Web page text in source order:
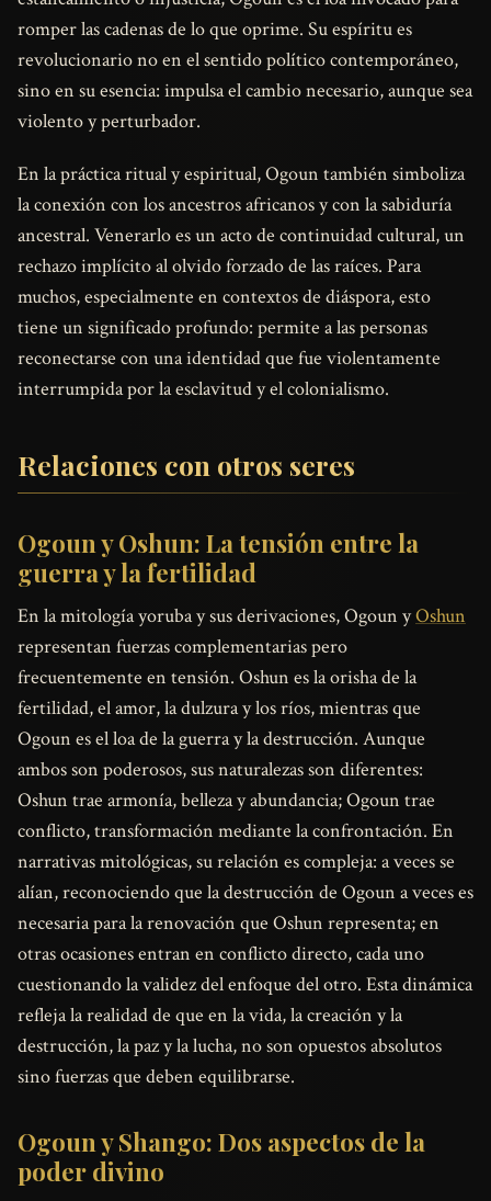
romper las cadenas de lo que oprime. Su espíritu es
revolucionario no en el sentido político contemporáneo,
sino en su esencia: impulsa el cambio necesario, aunque sea
violento y perturbador.
En la práctica ritual y espiritual, Ogoun también simboliza
la conexión con los ancestros africanos y con la sabiduría
ancestral. Venerarlo es un acto de continuidad cultural, un
rechazo implícito al olvido forzado de las raíces. Para
muchos, especialmente en contextos de diáspora, esto
tiene un significado profundo: permite a las personas
reconectarse con una identidad que fue violentamente
interrumpida por la esclavitud y el colonialismo.
Relaciones con otros seres
Ogoun y Oshun: La tensión entre la
guerra y la fertilidad
En la mitología yoruba y sus derivaciones, Ogoun yOshun
representan fuerzas complementarias pero
frecuentemente en tensión. Oshun es la orisha de la
fertilidad, el amor, la dulzura y los ríos, mientras que
Ogoun es el loa de la guerra y la destrucción. Aunque
ambos son poderosos, sus naturalezas son diferentes:
Oshun trae armonía, belleza y abundancia; Ogoun trae
conflicto, transformación mediante la confrontación. En
narrativas mitológicas, su relación es compleja: a veces se
alían, reconociendo que la destrucción de Ogoun a veces es
necesaria para la renovación que Oshun representa; en
otras ocasiones entran en conflicto directo, cada uno
cuestionando la validez del enfoque del otro. Esta dinámica
refleja la realidad de que en la vida, la creación y la
destrucción, la paz y la lucha, no son opuestos absolutos
sino fuerzas que deben equilibrarse.
Ogoun y Shango: Dos aspectos de la
poder divino